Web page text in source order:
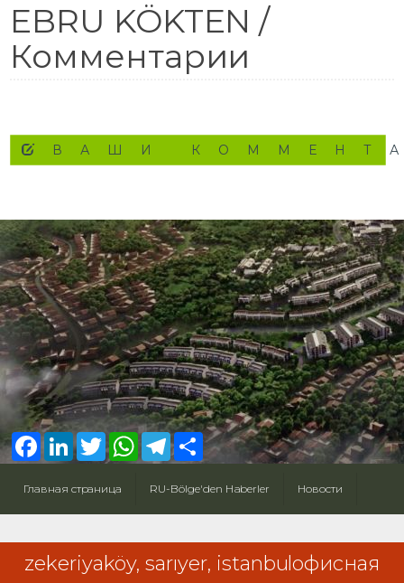
EBRU KÖKTEN /
Комментарии
ВАШИ
Главная страница RU-Bölge'den Haberler Новости
FacebookLinkedInTwitter WhatsAppTelegramShare
zekeriyaköy, sarıyer, istanbulофисная